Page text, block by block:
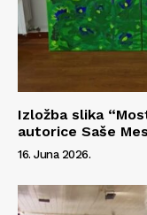
Izložba slika
autorice Saše
16. Juna 2026.